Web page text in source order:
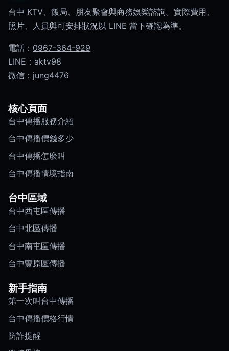
台中 KTV、飯局、朋友聚會與商務娛樂諮詢。實際費用、
照片、人員與可安排狀況以 LINE 當下確認為準。
電話： 0967-364-929
LINE：aktv98
微信：jung4476
核心頁面
台中傳播服務介紹
台中傳播價錢多少
台中傳播怎麼叫
台中傳播情境指南
台中區域
台中西屯區傳播
台中北區傳播
台中南屯區傳播
台中豐原區傳播
新手指南
第一次叫台中傳播
台中傳播價格行情
防詐提醒